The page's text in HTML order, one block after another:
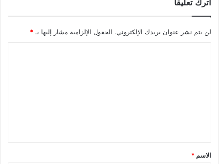
اترك تعليقاً
لن يتم نشر عنوان بريدك الإلكتروني. الحقول الإلزامية مشار إليها بـ*
*
الاسم *